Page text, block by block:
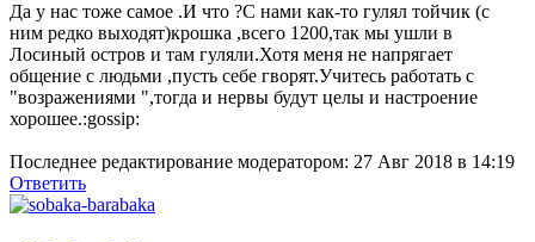
Да у нас тоже самое .И что ?С нами как-то гулял тойчик (с
ним редко выходят)крошка ,всего 1200,так мы ушли в
Лосиный остров и там гуляли.Хотя меня не напрягает
общение с людьми ,пусть себе гворят.Учитесь работать с
"возражениями ",тогда и нервы будут целы и настроение
хорошее.:gossip:
Последнее редактирование модератором: 27 Авг 2018 в 14:19
Ответить